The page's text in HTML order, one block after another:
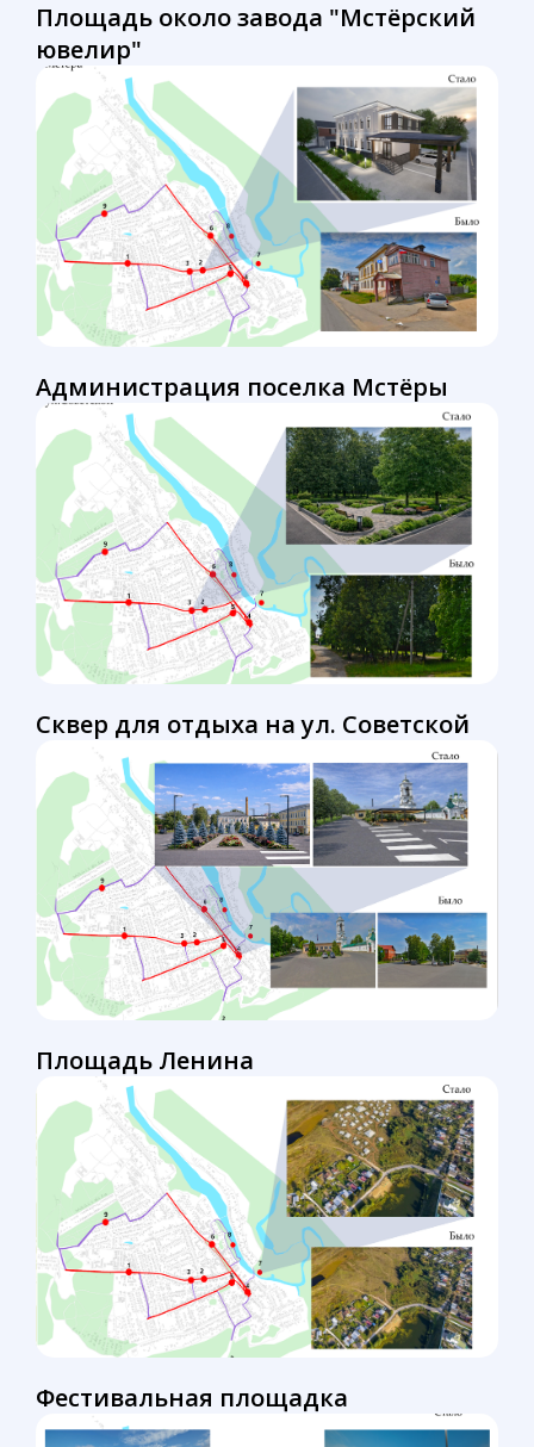
Площадь около завода "Мстёрский
ювелир"
Администрация поселка Мстёры
Сквер для отдыха на ул. Советской
Площадь Ленина
Фестивальная площадка